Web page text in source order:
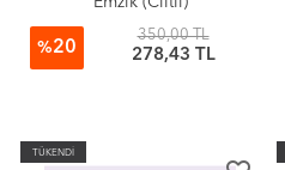
%20
350,00 TL
278,43 TL
TÜKENDİ